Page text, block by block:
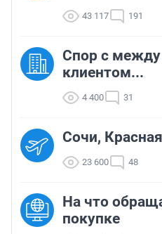
43 117 191
Спор с между
клиентом...
4 400 31
Сочи,
23 600 48
На что
покупке